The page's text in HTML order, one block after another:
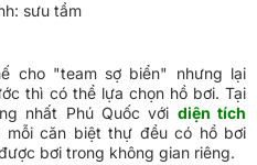
sưu tầm
cho "team sợ biển" nhưng lại
thì có thể lựa chọn hồ bơi. Tại
nhất Phú Quốc với diện tích
mỗi căn biệt thự đều có hồ bơi
bơi trong không gian riêng.